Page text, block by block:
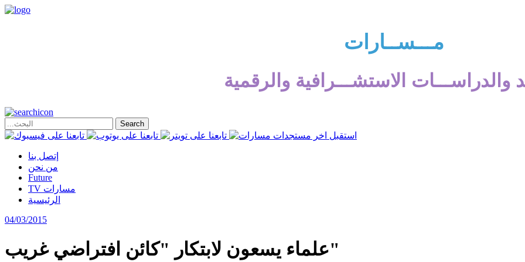
مـــســارات
والدراســـات الاستشـــرافية والرقمية
إتصل بنا
من نحن
Future
TV مسارات
الرئيسية
04/03/2015
علماء يسعون لابتكار "كائن افتراضي غريب"